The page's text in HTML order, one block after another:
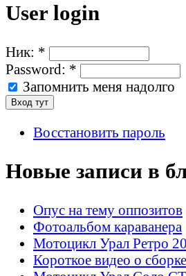
User login
Ник: *
Password: *
Запомнить меня надолго
Восстановить пароль
Новые записи в
Опус на тему оппозитов
Фотоальбом караванера
Мотоцикл Урал Ретро
Короткое видео о